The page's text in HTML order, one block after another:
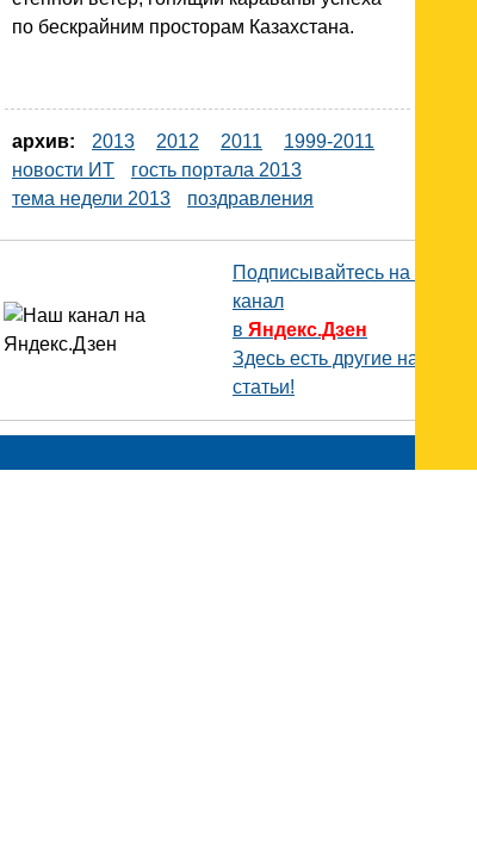
по бескрайним просторам Казахстана.
архив: 2013 2012 2011
1999-2011
новости ИТ
гость портала 2013
тема недели 2013
поздравления
Подписывайтесь на наш
канал
в Яндекс.Дзен
Здесь есть другие наши
статьи!